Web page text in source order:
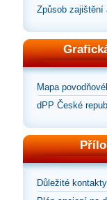
Způsob zajištění
Mapa
dPP České
Důležité kontakty